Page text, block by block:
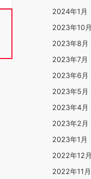
2024年1月
2023年10月
2023年8月
2023年7月
2023年6月
2023年5月
2023年4月
2023年2月
2023年1月
2022年12月
2022年11月